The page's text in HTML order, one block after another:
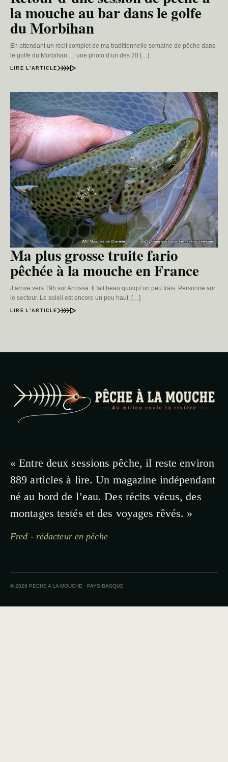
la mouche au bar dans le golfe
du Morbihan
En attendant un récit complet de ma traditionnelle semaine de pêche dans
le golfe du Morbihan … une photo d’un des 20 […]
LIRE L’ARTICLE
Ma plus grosse truite fario
pêchée à la mouche en France
J’arrive vers 19h sur Arrossa. Il fait beau quoiqu’un peu frais. Personne sur
le secteur. Le soleil est encore un peu haut, […]
LIRE L’ARTICLE
« Entre deux sessions pêche, il reste environ
889 articles à lire. Un magazine indépendant
né au bord de l’eau. Des récits vécus, des
montages testés et des voyages rêvés. »
Fred - rédacteur en pêche
© 2026 PECHE A LA MOUCHE · PAYS BASQUE